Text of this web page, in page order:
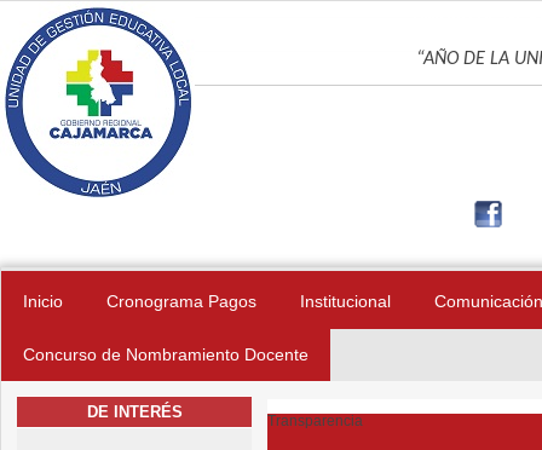
Pasar al contenido principal
“AÑO DE LA
Inicio Cronograma Pagos Institucional Comunicación
Concurso de Nombramiento Docente
DE INTERÉS Transparencia